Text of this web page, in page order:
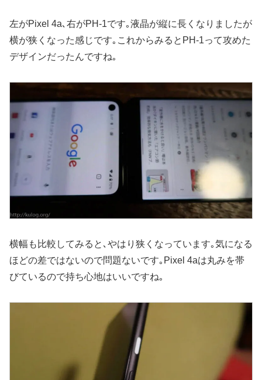
左がPixel 4a､右がPH-1です｡液晶が縦に長くなりましたが
横が狭くなった感じです｡これからみるとPH-1って攻めた
デザインだったんですね｡
横幅も比較してみると､やはり狭くなっています｡気になる
ほどの差ではないので問題ないです｡Pixel 4aは丸みを帯
びているので持ち心地はいいですね｡